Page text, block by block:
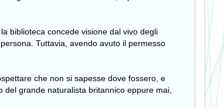
biblioteca concede visione dal vivo degli
Tuttavia, avendo avuto il permesso
che non si sapesse dove fossero, e
grande naturalista britannico eppure mai,